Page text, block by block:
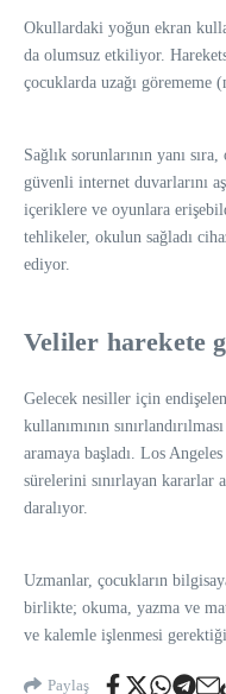
Okullardaki yoğun ekran
da olumsuz etkiliyor.
çocuklarda uzağı görememe
Sağlık sorunlarının yanı
güvenli internet duvarlarını
içeriklere ve oyunlara
tehlikeler, okulun sağladı
ediyor.
Veliler harekete
Gelecek nesiller için
kullanımının
aramaya başladı. Los
sürelerini sınırlayan kararlar
daralıyor.
Uzmanlar, çocukların
birlikte; okuma, yazma ve
ve kalemle işlenmesi
Paylaş